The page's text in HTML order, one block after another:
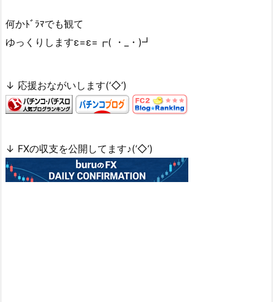
何かﾄﾞﾗﾏでも観て
ゆっくりしますε=ε=┏( ・_・)┛
↓ 応援おながいします(‘◇’)ゞ
↓ FXの収支を公開してます♪(‘◇’)ゞ